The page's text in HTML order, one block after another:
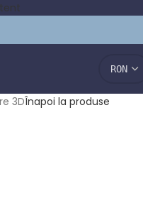
3DÎnapoi la produse